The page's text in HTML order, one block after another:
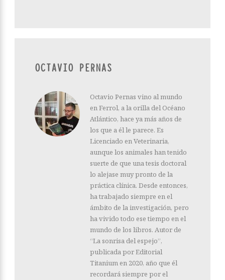
OCTAVIO PERNAS
Octavio Pernas vino al mundo
en Ferrol, a la orilla del Océano
Atlántico, hace ya más años de
los que a él le parece. Es
Licenciado en Veterinaria,
aunque los animales han tenido
suerte de que una tesis doctoral
lo alejase muy pronto de la
práctica clínica. Desde entonces,
ha trabajado siempre en el
ámbito de la investigación, pero
ha vivido todo ese tiempo en el
mundo de los libros. Autor de
“La sonrisa del espejo”,
publicada por Editorial
Titanium en 2020, año que él
recordará siempre por el